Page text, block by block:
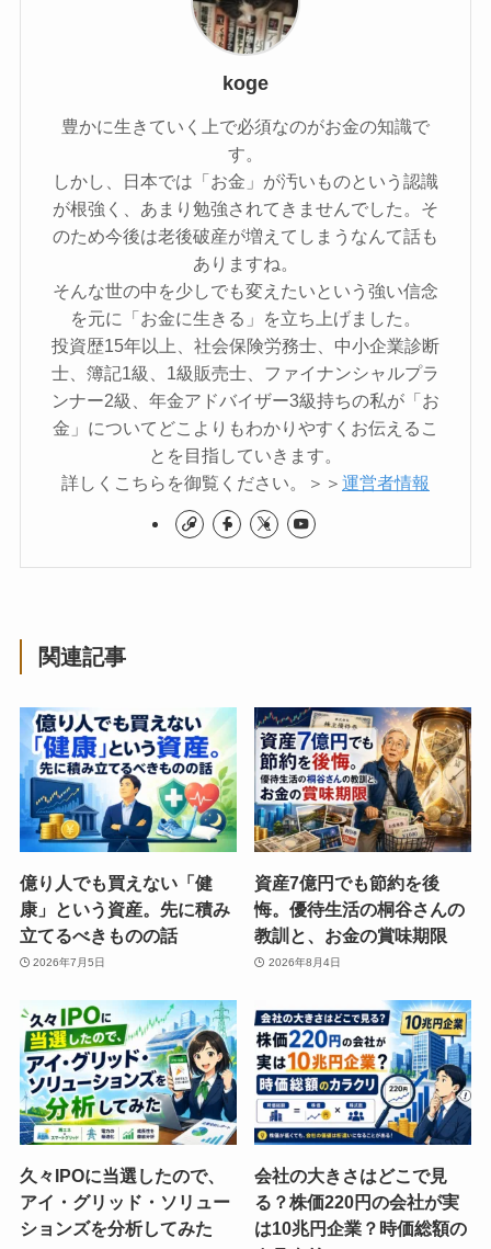
koge
豊かに生きていく上で必須なのがお金の知識で
す。
しかし、日本では「お金」が汚いものという認識
が根強く、あまり勉強されてきませんでした。そ
のため今後は老後破産が増えてしまうなんて話も
ありますね。
そんな世の中を少しでも変えたいという強い信念
を元に「お金に生きる」を立ち上げました。
投資歴15年以上、社会保険労務士、中小企業診断
士、簿記1級、1級販売士、ファイナンシャルプラ
ンナー2級、年金アドバイザー3級持ちの私が「お
金」についてどこよりもわかりやすくお伝えるこ
とを目指していきます。
詳しくこちらを御覧ください。＞＞ 運営者情報
関連記事
億り人でも買えない「健
康」という資産。先に積み
立てるべきものの話
2026年7月5日
資産7億円でも節約を後
悔。優待生活の桐谷さんの
教訓と、お金の賞味期限
2026年8月4日
久々IPOに当選したので、
アイ・グリッド・ソリュー
ションズを分析してみた
会社の大きさはどこで見
る？株価220円の会社が実
は10兆円企業？時価総額の